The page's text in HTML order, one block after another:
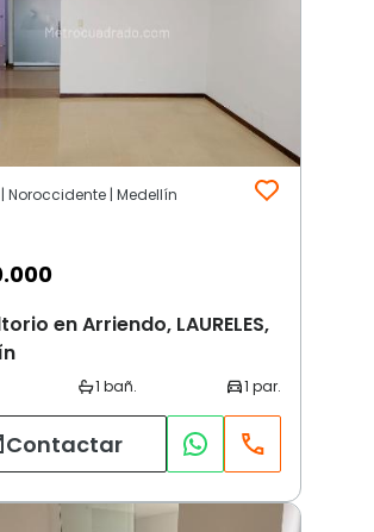
| Noroccidente | Medellín
en Arriendo, LAURELES,
Contactar